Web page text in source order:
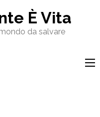
È Vita
da salvare